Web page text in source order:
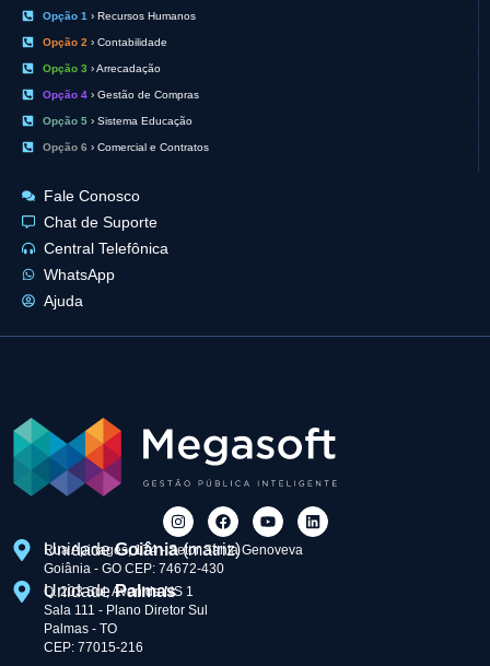
Opção 1 › Recursos Humanos
Opção 2 › Contabilidade
Opção 3 › Arrecadação
Opção 4› Gestão de Compras
Opção 5› Sistema Educação
Opção 6 › Comercial e Contratos
Fale Conosco
Chat de Suporte
Central Telefônica
WhatsApp
Ajuda
UnidadeGoiânia(matriz)
Rua Apinagés, 174 - Setor Santa Genoveva
Goiânia - GO CEP: 74672-430
UnidadePalmas
Q. 203 Sul, Avenida NS 1
Sala 111 - Plano Diretor Sul
Palmas - TO
CEP: 77015-216